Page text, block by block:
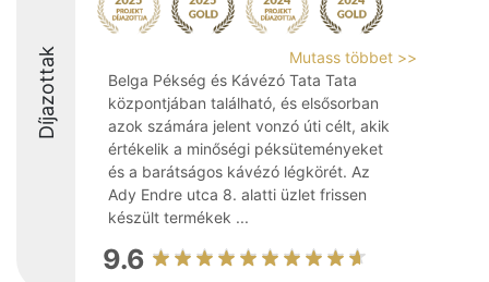
Díjazottak
Mutass többet >>
Belga Pékség és Kávézó Tata Tata
központjában található, és elsősorban
azok számára jelent vonzó úti célt, akik
értékelik a minőségi péksüteményeket
és a barátságos kávézó légkörét. Az
Ady Endre utca 8. alatti üzlet frissen
készült termékek ...
9.6